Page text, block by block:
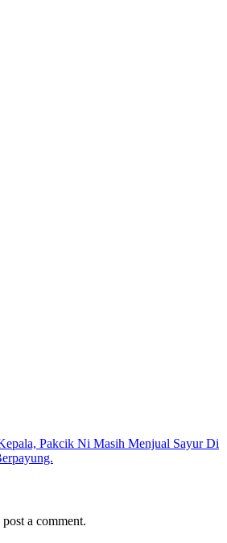
Pakcik Ni Masih Menjual Sayur Di
post a comment.